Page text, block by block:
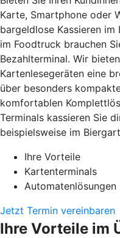
Karte, Smartphone oder
bargeldlose Kassieren
im Foodtruck brauchen
Bezahlterminal. Wir
Kartenlesegeräten eine
über besonders
komfortablen
Terminals kassieren Sie
beispielsweise im
Ihre Vorteile
Kartenterminals
Automatenlösungen
Jetzt Termin vereinbaren
Ihre Vorteile im